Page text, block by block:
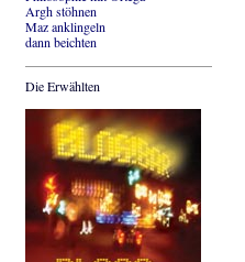
Argh stöhnen
Maz anklingeln
dann beichten
Die Erwählten